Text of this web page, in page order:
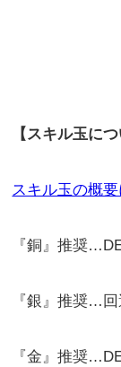
【スキル玉につ
スキル玉の概
『銅』推奨
『銀』推奨…
『金』推奨